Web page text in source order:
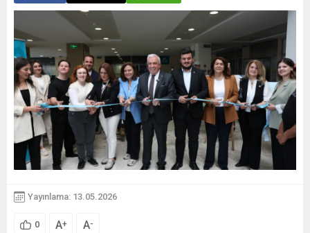
Yayınlama: 13.05.2026
0 A+ A-